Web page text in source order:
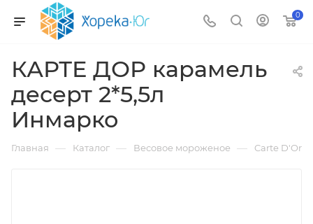
0
КАРТЕ ДОР карамель
десерт 2*5,5л
Инмарко
Главная — Каталог — Весовое мороженое — Carte D'Or